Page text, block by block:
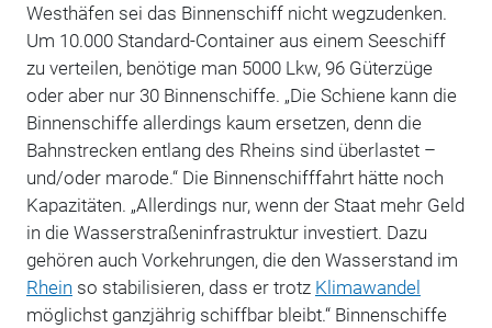
Westhäfen sei das Binnenschiff nicht wegzudenken.
Um 10.000 Standard-Container aus einem Seeschiff
zu verteilen, benötige man 5000 Lkw, 96 Güterzüge
oder aber nur 30 Binnenschiffe. „Die Schiene kann die
Binnenschiffe allerdings kaum ersetzen, denn die
Bahnstrecken entlang des Rheins sind überlastet –
und/oder marode.“ Die Binnenschifffahrt hätte noch
Kapazitäten. „Allerdings nur, wenn der Staat mehr Geld
in die Wasserstraßeninfrastruktur investiert. Dazu
gehören auch Vorkehrungen, die den Wasserstand im
Rhein so stabilisieren, dass er trotz Klimawandel
möglichst ganzjährig schiffbar bleibt.“ Binnenschiffe